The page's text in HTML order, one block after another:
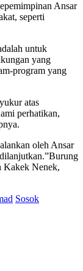
Ansar
seperti
untuk
yang
program yang
atas
perhatikan,
oleh Ansar
Kakek Nenek,
Sosok